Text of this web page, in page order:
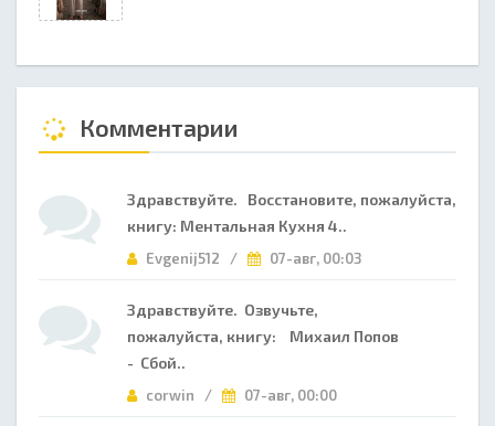
Комментарии
Здравствуйте. Восстановите, пожалуйста,
книгу: Ментальная Кухня 4..
Evgenij512 / 07-авг, 00:03
Здравствуйте. Озвучьте,
пожалуйста, книгу: Михаил Попов
- Сбой..
corwin / 07-авг, 00:00